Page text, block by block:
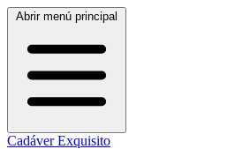
Abrir menú principal
Cadáver Exquisito